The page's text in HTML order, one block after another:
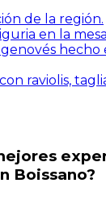
de la región.
en la mesa
raviolis,
Boissano?